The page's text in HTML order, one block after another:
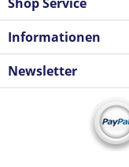
Informationen
Newsletter